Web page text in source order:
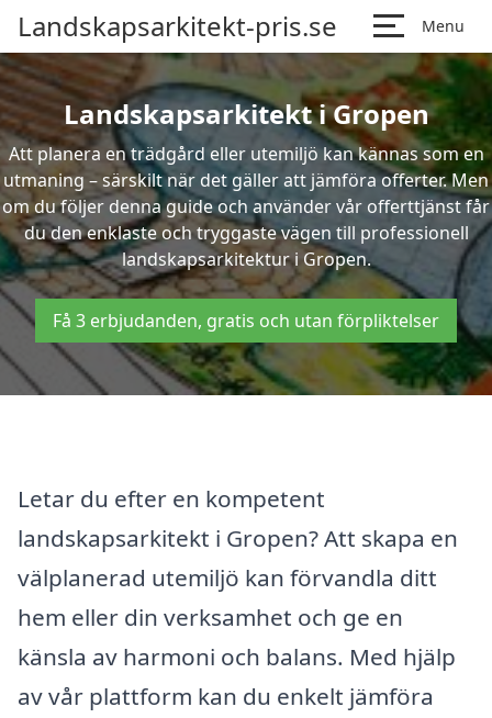
Landskapsarkitekt-pris.se Menu
Landskapsarkitekt i Gropen
Att planera en trädgård eller utemiljö kan kännas som en
utmaning – särskilt när det gäller att jämföra offerter. Men
om du följer denna guide och använder vår offerttjänst får
du den enklaste och tryggaste vägen till professionell
landskapsarkitektur i Gropen.
Få 3 erbjudanden, gratis och utan förpliktelser
Letar du efter en kompetent
landskapsarkitekt i Gropen? Att skapa en
välplanerad utemiljö kan förvandla ditt
hem eller din verksamhet och ge en
känsla av harmoni och balans. Med hjälp
av vår plattform kan du enkelt jämföra